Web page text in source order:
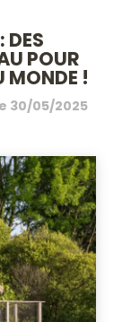
DES
POUR
MONDE !
30/05/2025